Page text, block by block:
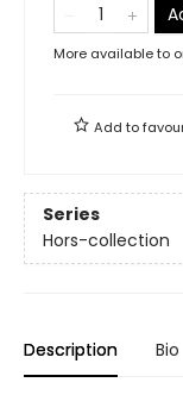
More available to
Add to
Series
Hors-collection
Description Bio